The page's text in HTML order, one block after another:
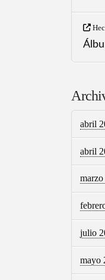
abril
abril
julio
mayo